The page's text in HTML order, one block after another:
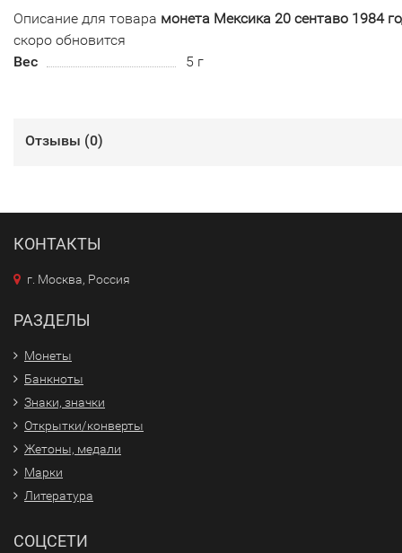
Описание для товара монета Мексика 20 сентаво 1984
скоро обновится
Вес
5 г
Отзывы (0)
КОНТАКТЫ
г. Москва, Россия
РАЗДЕЛЫ
Монеты
Банкноты
Знаки, значки
Открытки/конверты
Жетоны, медали
Марки
Литература
СОЦСЕТИ